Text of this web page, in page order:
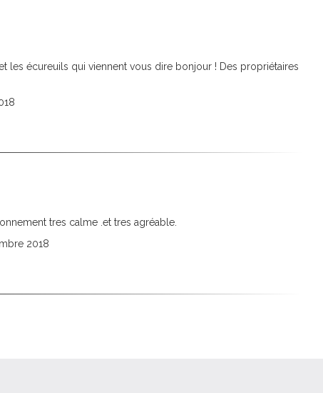
les écureuils qui viennent vous dire bonjour ! Des propriétaires
tres calme .et tres agréable.
2018